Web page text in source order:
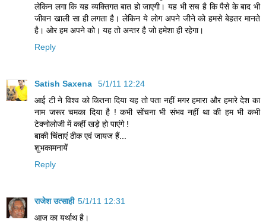
लेकिन लगा कि यह व्‍यक्तिगत बात हो जाएगी। यह भी सच है कि पैसे के बाद भी
जीवन खाली सा ही लगता है। लेकिन ये लोग अपने जीने को हमसे बेहतर मानते
है। ओर हम अपने को। यह तो अन्‍तर है जो हमेशा ही रहेगा।
Reply
Satish Saxena
5/1/11 12:24
आई टी ने विश्व को कितना दिया यह तो पता नहीं मगर हमारा और हमारे देश का
नाम जरूर चमका दिया है ! कभी सोंचना भी संभव नहीं था की हम भी कभी
टेक्नोलोजी में कहीं खड़े हो पाएंगे !
बाकी चिंताएं ठीक एवं जायज हैं...
शुभकामनायें
Reply
राजेश उत्‍साही 5/1/11 12:31
आज का यर्थाथ है।